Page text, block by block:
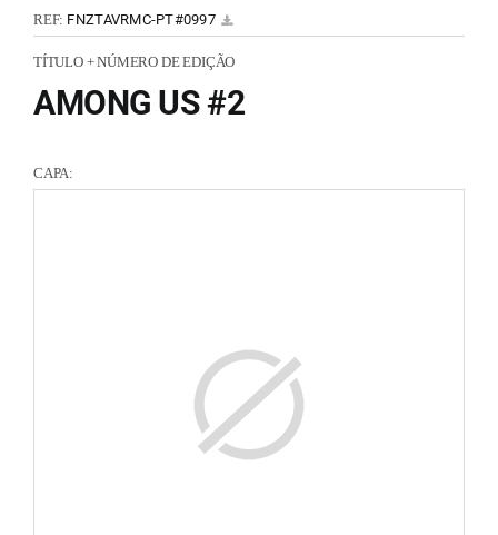
REF: FNZTAVRMC-PT#0997
TÍTULO + NÚMERO DE EDIÇÃO
AMONG US #2
CAPA: